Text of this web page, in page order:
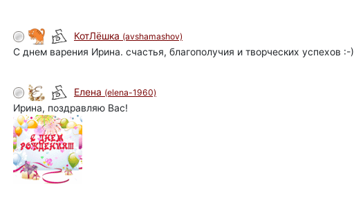
КотЛёшка (avshamashov)
С днем варения Ирина. счастья, благополучия и творческих успехов :-)
Елена (elena-1960)
Ирина, поздравляю Вас!